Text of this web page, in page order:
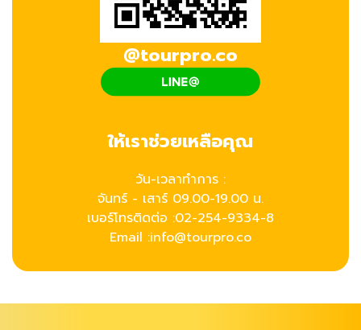
@tourpro.co
ให้เราช่วยเหลือคุณ
วัน-เวลาทำการ :
จันทร์ - เสาร์ 09.00-19.00 น.
เบอร์โทรติดต่อ :02-254-9334-8
Email :info@tourpro.co